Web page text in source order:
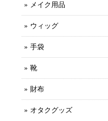
メイク用品
ウィッグ
手袋
靴
財布
オタクグッズ